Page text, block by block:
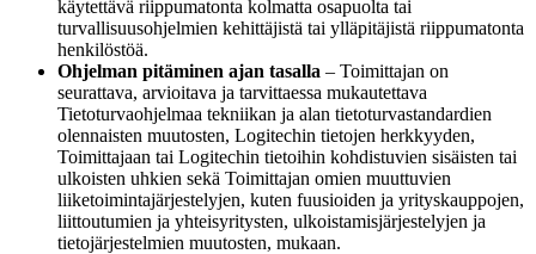
käytettävä riippumatonta kolmatta osapuolta tai
turvallisuusohjelmien kehittäjistä tai ylläpitäjistä riippumatonta
henkilöstöä.
Ohjelman pitäminen ajan tasalla – Toimittajan on
seurattava, arvioitava ja tarvittaessa mukautettava
Tietoturvaohjelmaa tekniikan ja alan tietoturvastandardien
olennaisten muutosten, Logitechin tietojen herkkyyden,
Toimittajaan tai Logitechin tietoihin kohdistuvien sisäisten tai
ulkoisten uhkien sekä Toimittajan omien muuttuvien
liiketoimintajärjestelyjen, kuten fuusioiden ja yrityskauppojen,
liittoutumien ja yhteisyritysten, ulkoistamisjärjestelyjen ja
tietojärjestelmien muutosten, mukaan.